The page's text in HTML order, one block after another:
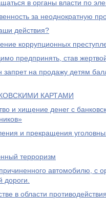
в органы власти по
за неоднократную
действия?
коррупционных
предпринять, став
на продажу детям
КАРТАМИ
и хищение денег с
и прекращения
терроризм
автомобилю, с
в области